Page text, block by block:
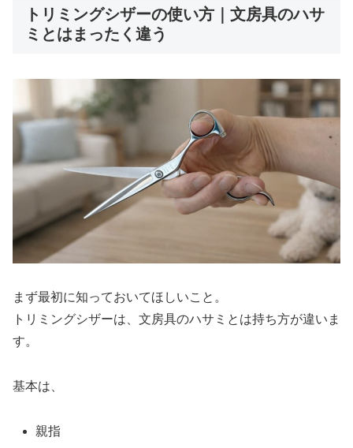
トリミングシザーの使い方｜文房具のハサ
ミとはまったく違う
まず最初に知っておいてほしいこと。
トリミングシザーは、文房具のハサミとは持ち方が違いま
す。
基本は、
親指